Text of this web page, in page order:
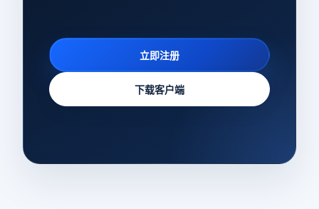
立即注册
下载客户端